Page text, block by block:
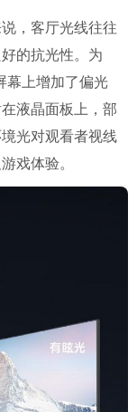
，客厅光线往往
的抗光性。为
幕上增加了偏光
液晶面板上，部
光对观看者视线
戏体验。